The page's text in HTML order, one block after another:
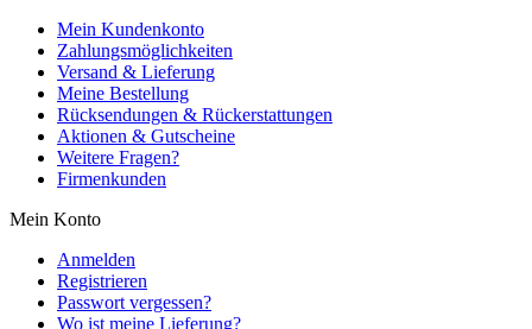
Mein Kundenkonto
Zahlungsmöglichkeiten
Versand & Lieferung
Meine Bestellung
Rücksendungen & Rückerstattungen
Aktionen & Gutscheine
Weitere Fragen?
Firmenkunden
Mein Konto
Anmelden
Registrieren
Passwort vergessen?
Wo ist meine Lieferung?